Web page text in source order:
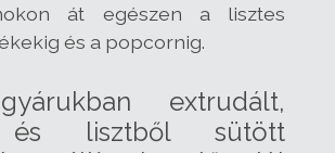
át egészen a lisztes
és a popcornig.
extrudált,
lisztből sütött